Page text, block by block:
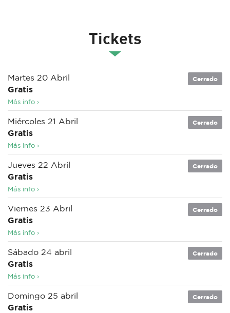
Tickets
Martes 20 Abril
Gratis
Más info ›
Cerrado
Miércoles 21 Abril
Gratis
Más info ›
Cerrado
Jueves 22 Abril
Gratis
Más info ›
Cerrado
Viernes 23 Abril
Gratis
Más info ›
Cerrado
Sábado 24 abril
Gratis
Más info ›
Cerrado
Domingo 25 abril
Gratis
Cerrado